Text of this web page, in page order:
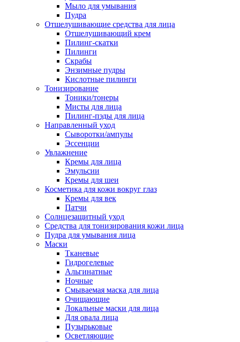
Мыло для умывания
Пудра
Отшелушивающие средства для лица
Отшелушивающий крем
Пилинг-скатки
Пилинги
Скрабы
Энзимные пудры
Кислотные пилинги
Тонизирование
Тоники/тонеры
Мисты для лица
Пилинг-пэды для лица
Направленный уход
Сыворотки/ампулы
Эссенции
Увлажнение
Кремы для лица
Эмульсии
Кремы для шеи
Косметика для кожи вокруг глаз
Кремы для век
Патчи
Солнцезащитный уход
Средства для тонизирования кожи лица
Пудра для умывания лица
Маски
Тканевые
Гидрогелевые
Альгинатные
Ночные
Смываемая маска для лица
Очищающие
Локальные маски для лица
Для овала лица
Пузырьковые
Осветляющие